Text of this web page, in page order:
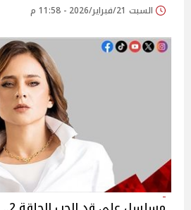
السبت 21/فبراير/2026 - 11:58 م